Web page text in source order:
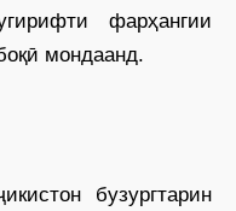
фарҳангии
мондаанд.
бузургтарин